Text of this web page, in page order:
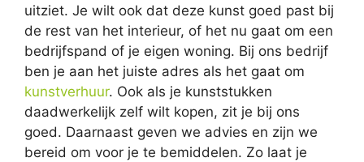
uitziet. Je wilt ook dat deze kunst goed past bij
de rest van het interieur, of het nu gaat om een
bedrijfspand of je eigen woning. Bij ons bedrijf
ben je aan het juiste adres als het gaat om
kunstverhuur. Ook als je kunststukken
daadwerkelijk zelf wilt kopen, zit je bij ons
goed. Daarnaast geven we advies en zijn we
bereid om voor je te bemiddelen. Zo laat je